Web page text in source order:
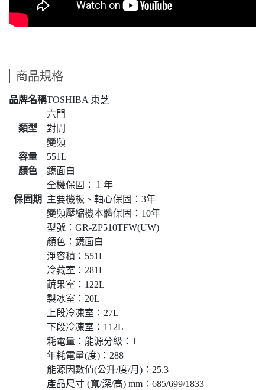
商品規格
品牌名稱TOSHIBA 東芝
類型
六門
對開
變頻
容量
551L
顏色
鏡面白
保固期
全機保固：１年
主要機板、軸心保固：3年
變頻壓縮機本體保固：10年
型號：GR-ZP510TFW(UW)
顏色：鏡面白
淨容積：551L
冷藏室：281L
蔬果室：122L
製冰室：20L
上段冷凍室：27L
下段冷凍室：112L
耗電量：能源分級：1
年耗電量(度)：288
能源因數值(公升/度/月)：25.3
產品尺寸 (寬/深/高) mm：685/699/1833